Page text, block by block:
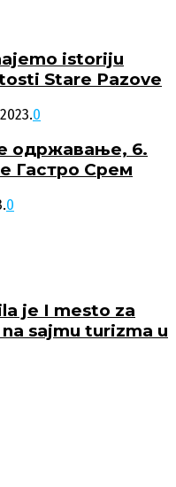
istoriju
Stare Pazove
0
одржавање, 6.
Гастро Срем
0
je I mesto za
sajmu turizma u